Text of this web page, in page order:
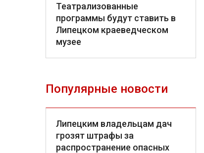
Театрализованные
программы будут ставить в
Липецком краеведческом
музее
Популярные новости
Липецким владельцам дач
грозят штрафы за
распространение опасных